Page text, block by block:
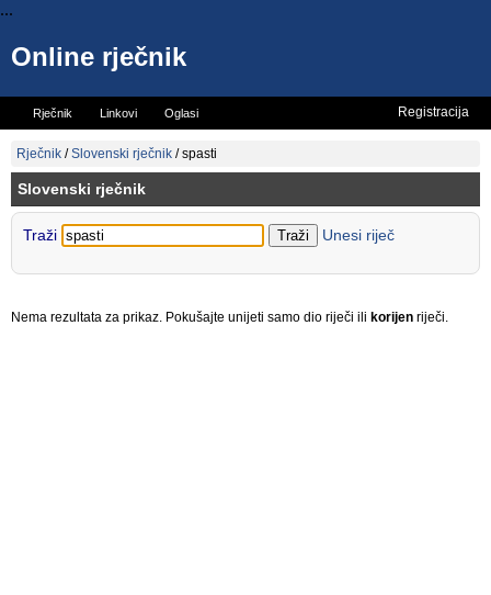
...
Online rječnik
Rječnik Linkovi Oglasi
Vicevi Mini rječnik
Registracija
Rječnik /Slovenski rječnik /spasti
Slovenski rječnik
Traži Unesi riječ
Nema rezultata za prikaz. Pokušajte unijeti samo dio riječi ili korijen riječi.